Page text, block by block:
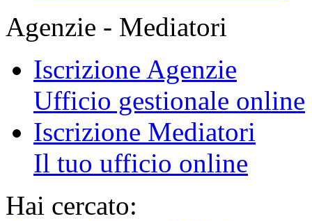
Agenzie - Mediatori
Iscrizione Agenzie
Ufficio gestionale online
Iscrizione Mediatori
Il tuo ufficio online
Hai cercato: